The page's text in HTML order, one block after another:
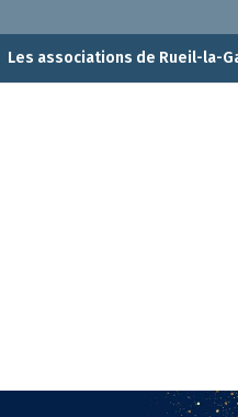
Les associations de Rueil-la-